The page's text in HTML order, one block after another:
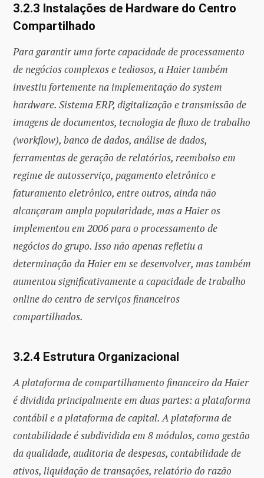
3.2.3 Instalações de Hardware do Centro
Compartilhado
Para garantir uma forte capacidade de processamento
de negócios complexos e tediosos, a Haier também
investiu fortemente na implementação do system
hardware. Sistema ERP, digitalização e transmissão de
imagens de documentos, tecnologia de fluxo de trabalho
(workflow), banco de dados, análise de dados,
ferramentas de geração de relatórios, reembolso em
regime de autosserviço, pagamento eletrônico e
faturamento eletrônico, entre outros, ainda não
alcançaram ampla popularidade, mas a Haier os
implementou em 2006 para o processamento de
negócios do grupo. Isso não apenas refletiu a
determinação da Haier em se desenvolver, mas também
aumentou significativamente a capacidade de trabalho
online do centro de serviços financeiros
compartilhados.
3.2.4 Estrutura Organizacional
A plataforma de compartilhamento financeiro da Haier
é dividida principalmente em duas partes: a plataforma
contábil e a plataforma de capital. A plataforma de
contabilidade é subdividida em 8 módulos, como gestão
da qualidade, auditoria de despesas, contabilidade de
ativos, liquidação de transações, relatório do razão